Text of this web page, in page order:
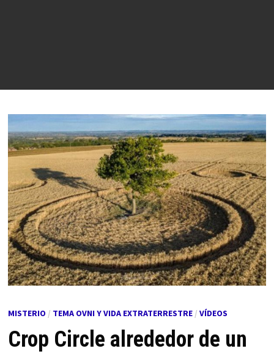
MISTERIO / TEMA OVNI Y VIDA EXTRATERRESTRE/ VÍDEOS
Crop Circle alrededor de un